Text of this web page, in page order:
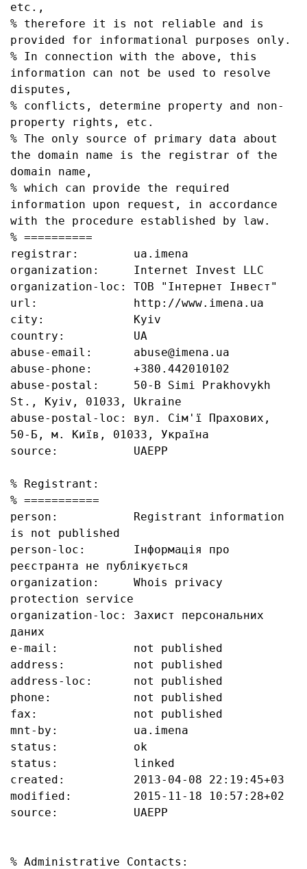
etc.,
% therefore it is not reliable and is
provided for informational purposes only.
% In connection with the above, this
information can not be used to resolve
disputes,
% conflicts, determine property and non-
property rights, etc.
% The only source of primary data about
the domain name is the registrar of the
domain name,
% which can provide the required
information upon request, in accordance
with the procedure established by law.
% ==========
registrar:        ua.imena
organization:     Internet Invest LLC
organization-loc: ТОВ "Інтернет Інвест"
url:              http://www.imena.ua
city:             Kyiv
country:          UA
abuse-email:      abuse@imena.ua
abuse-phone:      +380.442010102
abuse-postal:     50-B Simi Prakhovykh
St., Kyiv, 01033, Ukraine
abuse-postal-loc: вул. Сім'ї Прахових,
50-Б, м. Київ, 01033, Україна
source:           UAEPP
% Registrant:
% ===========
person:           Registrant information
is not published
person-loc:       Інформація про
реєстранта не публікується
organization:     Whois privacy
protection service
organization-loc: Захист персональних
даних
e-mail:           not published
address:          not published
address-loc:      not published
phone:            not published
fax:              not published
mnt-by:           ua.imena
status:           ok
status:           linked
created:          2013-04-08 22:19:45+03
modified:         2015-11-18 10:57:28+02
source:           UAEPP
% Administrative Contacts: